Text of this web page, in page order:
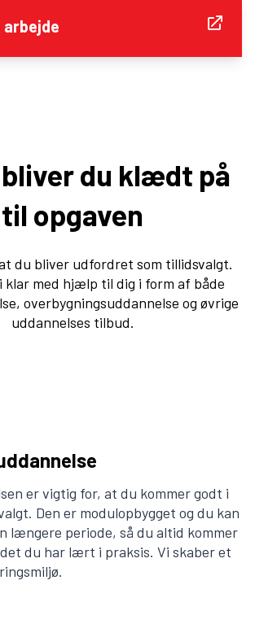
du klædt på
til opgaven
du bliver udfordret som tillidsvalgt.
klar med hjælp til dig i form af både
overbygningsuddannelse og øvrige
uddannelses tilbud.
er vigtig for, at du kommer godt i
Den er modulopbygget og du kan
længere periode, så du altid kommer
du har lært i praksis. Vi skaber et